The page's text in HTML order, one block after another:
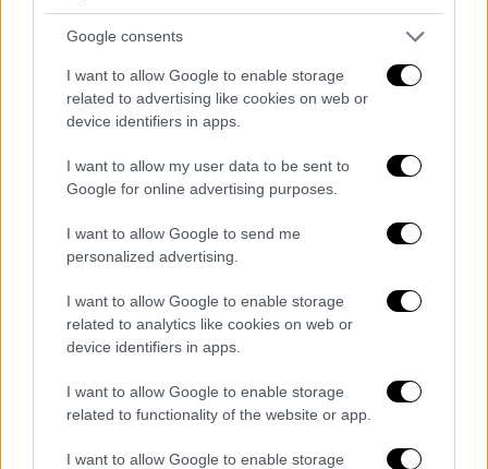
Google consents
I want to allow Google to enable storage
related to advertising like cookies on web or
device identifiers in apps.
I want to allow my user data to be sent to
Google for online advertising purposes.
I want to allow Google to send me
personalized advertising.
I want to allow Google to enable storage
related to analytics like cookies on web or
device identifiers in apps.
I want to allow Google to enable storage
related to functionality of the website or app.
I want to allow Google to enable storage
γεύση» ταινία αναμένεται να κάνει πρεμιέρα
αποκλειστικά σε Hulu και Disney+ στις 9
ΟΛΕΣ ΟΙ ΕΙΔΗΣΕΙΣ
Τουρκία: Τι σημαίνει η απόσυρση Ιντζέ,